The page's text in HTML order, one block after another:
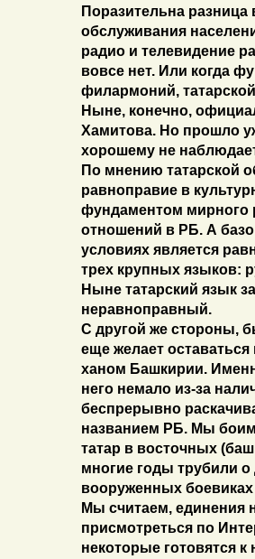
Поразительна разница
обслуживания
радио и телевидение
вовсе нет. Или когда
филармоний,
Ныне, конечно,
Хамитова. Но прошло
хорошему не
По мнению татарской
равноправие в
фундаментом мирного
отношений в РБ. А
условиях является
трех крупных языков:
Ныне татарский язык
неравноправный.
С другой же стороны,
еще желает
ханом Башкирии.
него немало из-за
беспрерывно
названием РБ. Мы
татар в восточных
многие годы трубили
вооруженных
Мы считаем, единения
присмотреться по
некоторые готовятся